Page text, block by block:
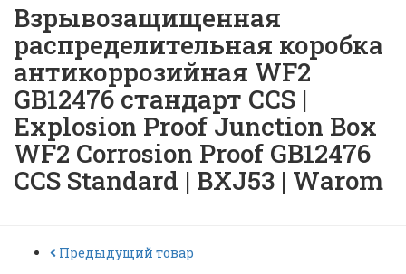
Взрывозащищенная
распределительная коробка
антикоррозийная WF2
GB12476 стандарт CCS |
Explosion Proof Junction Box
WF2 Corrosion Proof GB12476
CCS Standard | BXJ53 | Warom
Предыдущий товар